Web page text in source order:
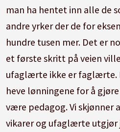
man ha hentet inn alle de
andre yrker der de for
hundre tusen mer. Det er
et første skritt på veien
ufaglærte ikke er faglærte.
heve lønningene for å
være pedagog. Vi skjønner
vikarer og ufaglærte